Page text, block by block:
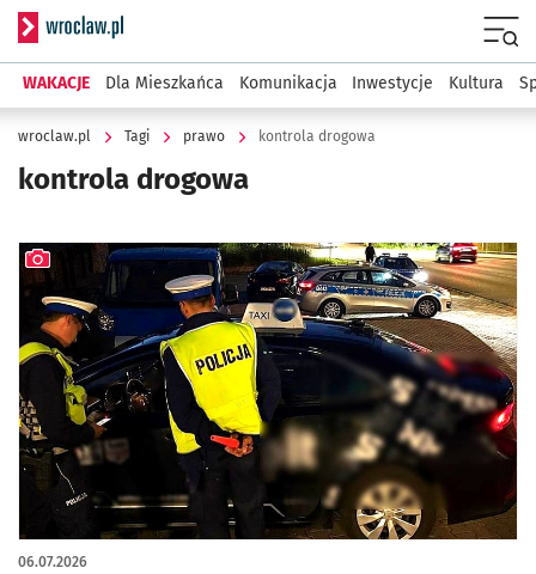
Serwis informacyjny wroclaw.pl
WAKACJE Dla Mieszkańca Komunikacja Inwestycje Kultura
wroclaw.pl Tagi prawo kontrola drogowa
kontrola drogowa
06.07.2026
artykuł z galerią zdjęć